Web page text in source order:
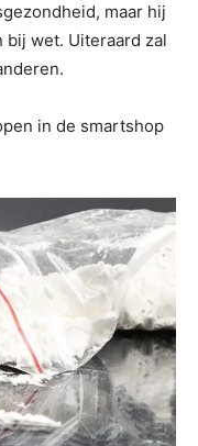
maar hij
bij wet. Uiteraard zal
in de smartshop